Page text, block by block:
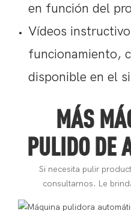
en función del
Vídeos
funcionamiento,
disponible en el
MÁS
PULIDO DE
Si necesita pulir
consultarnos. Le